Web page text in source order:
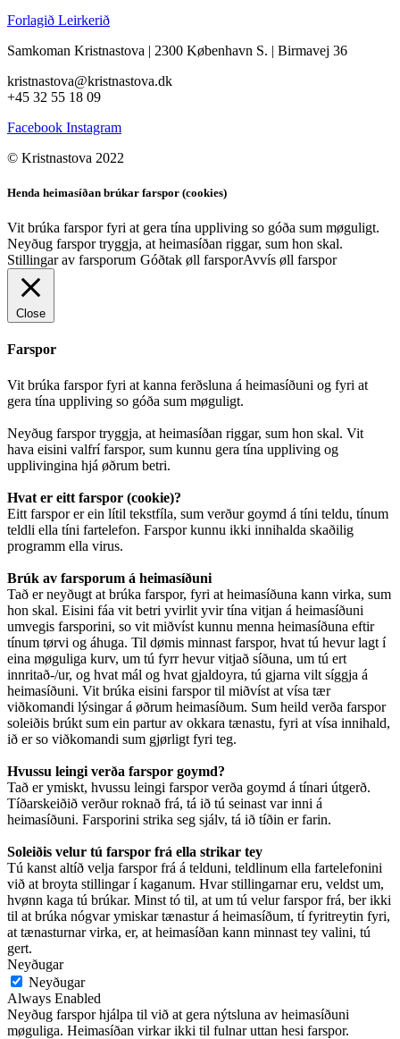
Forlagið Leirkerið
Samkoman Kristnastova | 2300 København S. | Birmavej 36
kristnastova@kristnastova.dk
+45 32 55 18 09
Facebook Instagram
© Kristnastova 2022
Henda heimasíðan brúkar farspor (cookies)
Vit brúka farspor fyri at gera tína uppliving so góða sum møguligt.
Neyðug farspor tryggja, at heimasíðan riggar, sum hon skal.
Stillingar av farsporum Góðtak øll farsporAvvís øll farspor
Close
Farspor
Vit brúka farspor fyri at kanna ferðsluna á heimasíðuni og fyri at
gera tína uppliving so góða sum møguligt.
Neyðug farspor tryggja, at heimasíðan riggar, sum hon skal. Vit
hava eisini valfrí farspor, sum kunnu gera tína uppliving og
upplivingina hjá øðrum betri.
Hvat er eitt farspor (cookie)?
Eitt farspor er ein lítil tekstfíla, sum verður goymd á tíni teldu, tínum
teldli ella tíni fartelefon. Farspor kunnu ikki innihalda skaðilig
programm ella virus.
Brúk av farsporum á heimasíðuni
Tað er neyðugt at brúka farspor, fyri at heimasíðuna kann virka, sum
hon skal. Eisini fáa vit betri yvirlit yvir tína vitjan á heimasíðuni
umvegis farsporini, so vit miðvíst kunnu menna heimasíðuna eftir
tínum tørvi og áhuga. Til dømis minnast farspor, hvat tú hevur lagt í
eina møguliga kurv, um tú fyrr hevur vitjað síðuna, um tú ert
innritað-/ur, og hvat mál og hvat gjaldoyra, tú gjarna vilt síggja á
heimasíðuni. Vit brúka eisini farspor til miðvíst at vísa tær
viðkomandi lýsingar á øðrum heimasíðum. Sum heild verða farspor
soleiðis brúkt sum ein partur av okkara tænastu, fyri at vísa innihald,
ið er so viðkomandi sum gjørligt fyri teg.
Hvussu leingi verða farspor goymd?
Tað er ymiskt, hvussu leingi farspor verða goymd á tínari útgerð.
Tíðarskeiðið verður roknað frá, tá ið tú seinast var inni á
heimasíðuni. Farsporini strika seg sjálv, tá ið tíðin er farin.
Soleiðis velur tú farspor frá ella strikar tey
Tú kanst altíð velja farspor frá á telduni, teldlinum ella fartelefonini
við at broyta stillingar í kaganum. Hvar stillingarnar eru, veldst um,
hvønn kaga tú brúkar. Minst tó til, at um tú velur farspor frá, ber ikki
til at brúka nógvar ymiskar tænastur á heimasíðum, tí fyritreytin fyri,
at tænasturnar virka, er, at heimasíðan kann minnast tey valini, tú
gert.
Neyðugar
Neyðugar
Always Enabled
Neyðug farspor hjálpa til við at gera nýtsluna av heimasíðuni
møguliga. Heimasíðan virkar ikki til fulnar uttan hesi farspor.